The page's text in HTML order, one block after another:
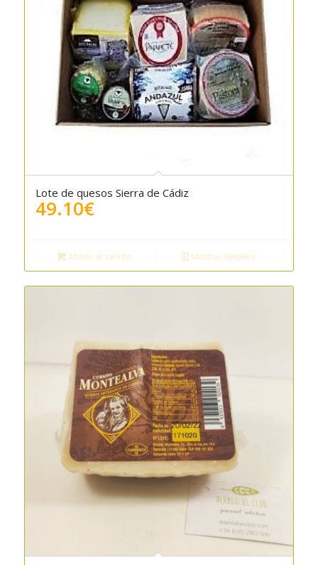
5.00
Lote de quesos Sierra de Cádiz
49.10€
Añadir al carrito Mostrar detalles